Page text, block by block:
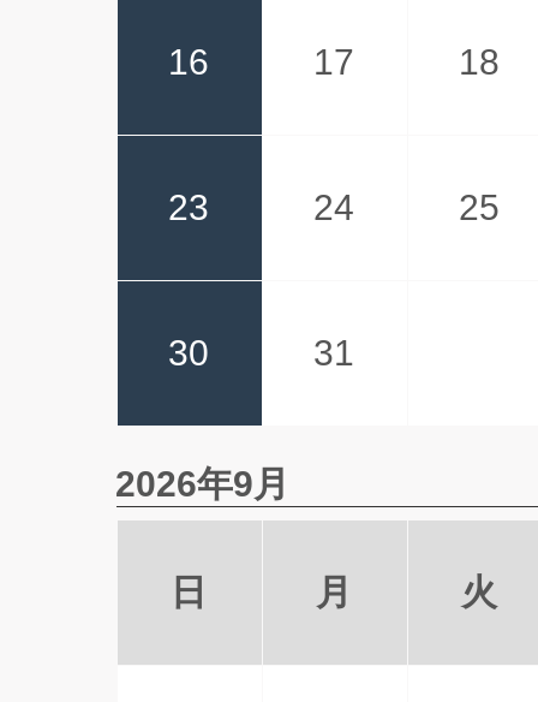
16 17 18
23 24 25
30 31
2026年9月
日 月 火